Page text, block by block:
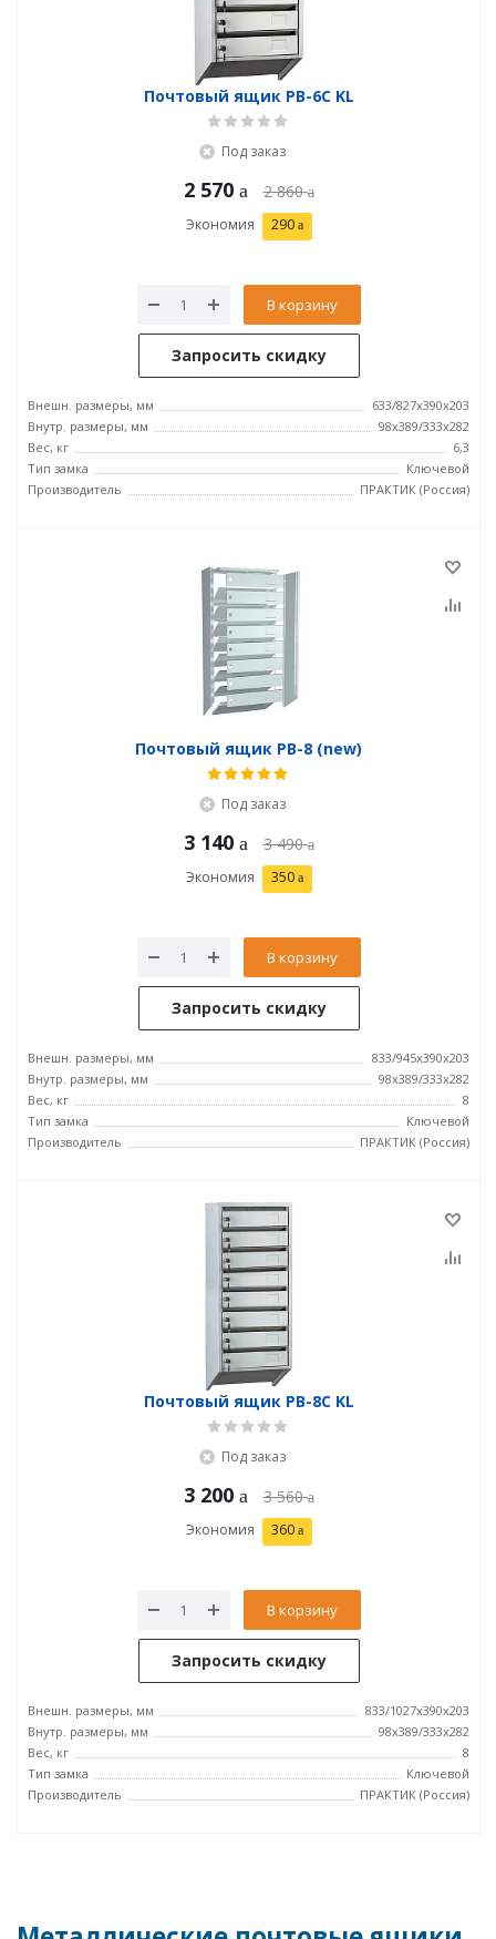
Почтовый ящик PB-6C KL
Под заказ
2 570 2 860
Экономия 290
В корзину
Запросить скидку
Внешн. размеры, мм
633/827x390x203
Внутр. размеры, мм
98x389/333x282
Вес, кг
6,3
Тип замка
Ключевой
Производитель
ПРАКТИК (Россия)
Почтовый ящик PB-8 (new)
Под заказ
3 140 3 490
Экономия 350
В корзину
Запросить скидку
Внешн. размеры, мм
833/945x390x203
Внутр. размеры, мм
98x389/333x282
Вес, кг
8
Тип замка
Ключевой
Производитель
ПРАКТИК (Россия)
Почтовый ящик PB-8C KL
Под заказ
3 200 3 560
Экономия 360
В корзину
Запросить скидку
Внешн. размеры, мм
833/1027x390x203
Внутр. размеры, мм
98x389/333x282
Вес, кг
8
Тип замка
Ключевой
Производитель
ПРАКТИК (Россия)